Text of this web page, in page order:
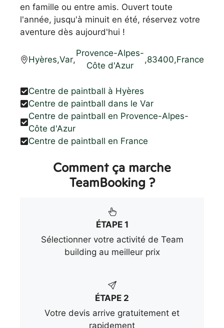
en famille ou entre amis. Ouvert toute
l'année, jusqu'à minuit en été, réservez votre
aventure dès aujourd'hui !
Hyères,Var,
Provence-Alpes-
Côte d'Azur
,83400,France
Centre de paintball à Hyères
Centre de paintball dans le Var
Centre de paintball en Provence-Alpes-
Côte d'Azur
Centre de paintball en France
Comment ça marche
TeamBooking ?
ÉTAPE 1
Sélectionner votre activité de Team
building au meilleur prix
ÉTAPE 2
Votre devis arrive gratuitement et
rapidement